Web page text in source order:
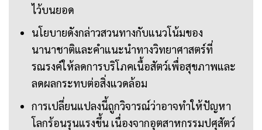
ไว้บนยอด
นโยบายดังกล่าวสวนทางกับแนวโน้มของ
นานาชาติและคำแนะนำทางวิทยาศาสตร์ที่
รณรงค์ให้ลดการบริโภคเนื้อสัตว์เพื่อสุขภาพและ
ลดผลกระทบต่อสิ่งแวดล้อม
การเปลี่ยนแปลงนี้ถูกวิจารณ์ว่าอาจทำให้ปัญหา
โลกร้อนรุนแรงขึ้น เนื่องจากอุตสาหกรรมปศุสัตว์